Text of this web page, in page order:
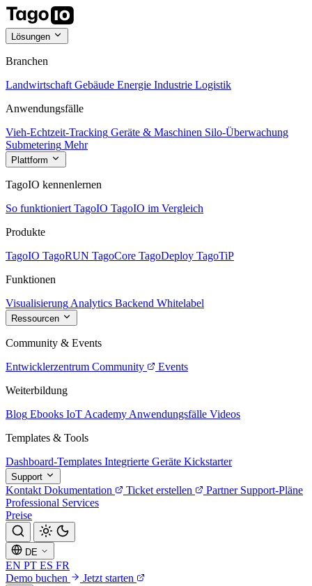
Lösungen
Branchen
Landwirtschaft Gebäude Energie Industrie Logistik
Anwendungsfälle
Vieh-Echtzeit-Tracking Geräte & Maschinen Silo-Überwachung
Submetering Mehr
Plattform
TagoIO kennenlernen
So funktioniert TagoIO TagoIO im Vergleich
Produkte
TagoIO TagoRUN TagoCore TagoDeploy TagoTiP
Funktionen
Visualisierung Analytics Backend Whitelabel
Ressourcen
Community & Events
Entwicklerzentrum Community
Events
Weiterbildung
Blog Ebooks IoT Academy Anwendungsfälle Videos
Templates & Tools
Dashboard-Templates Integrierte Geräte Kickstarter
Support
Kontakt Dokumentation Ticket erstellen Partner Support-Pläne
Professional Services
Preise
DE
EN PT ES FR
Demo buchen
Jetzt starten